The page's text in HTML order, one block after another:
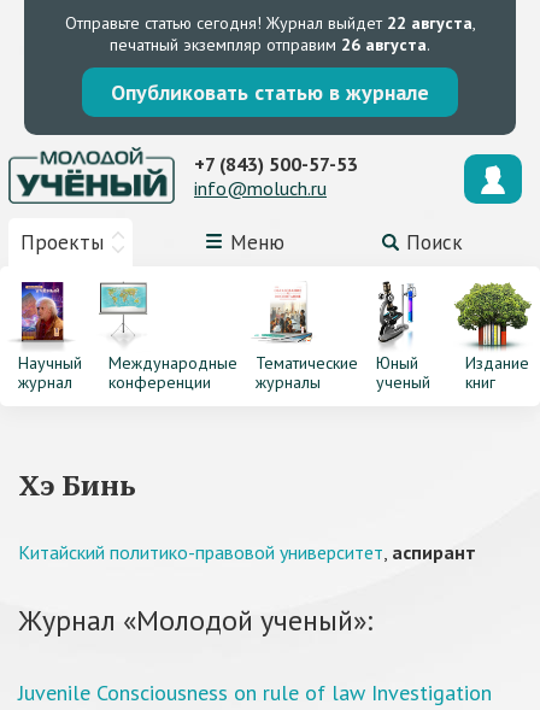
Отправьте статью сегодня! Журнал выйдет 22 августа,
печатный экземпляр отправим 26 августа.
Опубликовать статью в журнале
Проекты Меню Поиск
+7 (843) 500-57-53
info@moluch.ru
Научный
журнал
Международные
конференции
Тематические
журналы
Юный
ученый
Издание
книг
Хэ Бинь
Китайский политико-правовой университет, аспирант
Журнал «Молодой ученый»:
Juvenile Consciousness on rule of law Investigation